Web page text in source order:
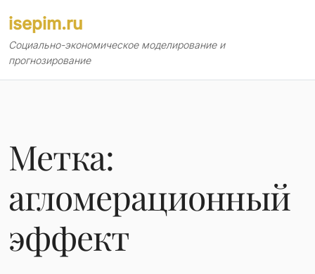
содержимому
isepim.ru
Социально-экономическое моделирование и
прогнозирование
Метка:
агломерационный
эффект